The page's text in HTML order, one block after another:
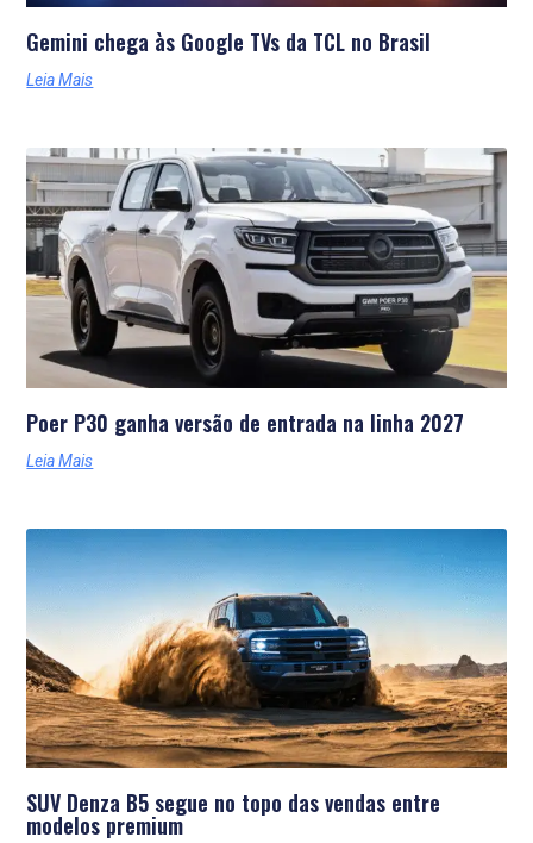
Gemini chega às Google TVs da TCL no Brasil
Leia Mais
Poer P30 ganha versão de entrada na linha 2027
Leia Mais
SUV Denza B5 segue no topo das vendas entre
modelos premium